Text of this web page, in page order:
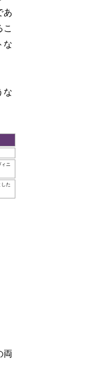
あ
な
な
ィニ
した
両